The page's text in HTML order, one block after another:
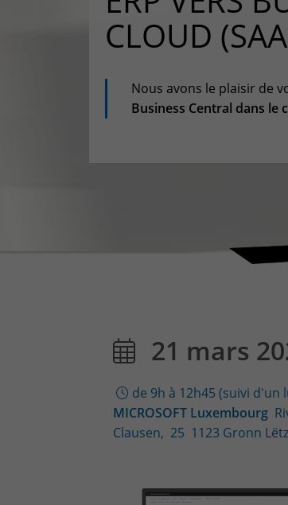
CLOUD
Nous avons le plaisir de
Business Central dans le
21 mars
de 9h à 12h45 (suivi d'un
MICROSOFT Luxembourg
Clausen, 25 1123 Gronn